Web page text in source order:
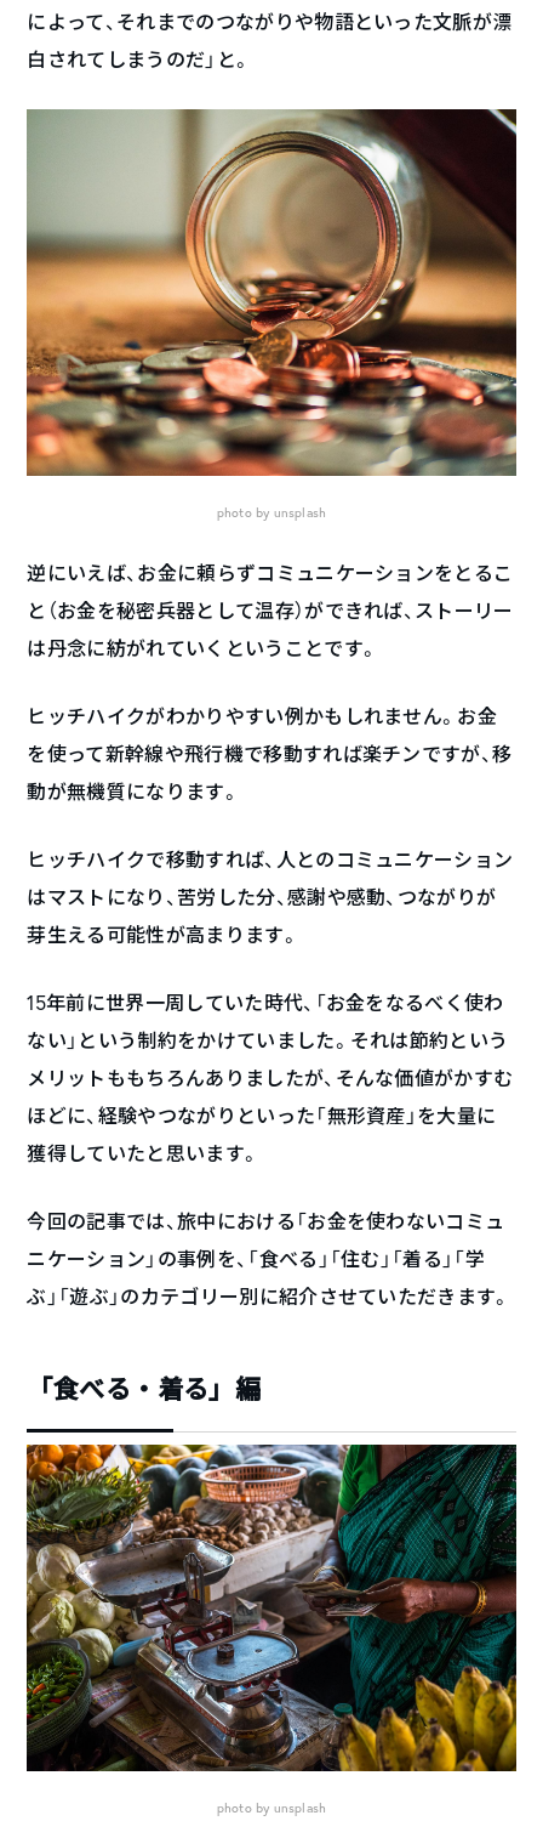
によって、それまでのつながりや物語といった文脈が漂
白されてしまうのだ」と。
photo by unsplash
逆にいえば、お金に頼らずコミュニケーションをとるこ
と（お金を秘密兵器として温存）ができれば、ストーリー
は丹念に紡がれていくということです。
ヒッチハイクがわかりやすい例かもしれません。お金
を使って新幹線や飛行機で移動すれば楽チンですが、移
動が無機質になります。
ヒッチハイクで移動すれば、人とのコミュニケーション
はマストになり、苦労した分、感謝や感動、つながりが
芽生える可能性が高まります。
15年前に世界一周していた時代、「お金をなるべく使わ
ない」という制約をかけていました。それは節約という
メリットももちろんありましたが、そんな価値がかすむ
ほどに、経験やつながりといった「無形資産」を大量に
獲得していたと思います。
今回の記事では、旅中における「お金を使わないコミュ
ニケーション」の事例を、「食べる」「住む」「着る」「学
ぶ」「遊ぶ」のカテゴリー別に紹介させていただきます。
「食べる・着る」編
photo by unsplash